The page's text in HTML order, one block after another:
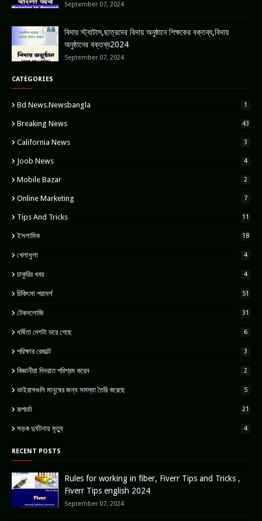
September 07, 2024
বিদায় স্ট্যাটাস,ছাত্রদের বিদায় অনুষ্ঠানে শিক্ষকের বক্তব্য,বিদায়
অনুষ্ঠানের বক্তব্য2024
September 07, 2024
CATEGORIES
Bd News.newsbangla 1
Breaking News 43
California News 3
Joob News 4
Mobile Bazar 2
Online Marketing 7
Tips And Tricks 11
ইসলামিক 18
খেলাধুলা 4
চাকুরির খবর 4
চিকিৎসা পরামর্শ 51
টেকনলোজি 31
ধর্ষিতা দেশটা ভরে গেছে 6
পরিক্ষার রেজাল্ট 3
বিজ্ঞানীরা দিনরাত পরিশ্রম করেন 2
ভাইরাসগুলি মানুষের জন্য সমস্যা তৈরি করেছে 5
রূপচর্চা 21
সড়ক দুর্ঘটনায় মৃত্যু 4
RECENT POSTS
Rules for working in fiber, Fiverr Tips and Tricks ,
Fiverr Tips english 2024
September 07, 2024